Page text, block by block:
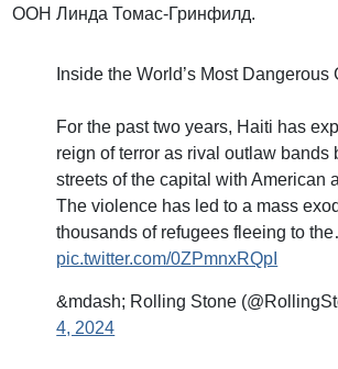
ООН Линда Томас-Гринфилд.
Inside the World’s Most Dangerous
For the past two years, Haiti has
reign of terror as rival outlaw bands
streets of the capital with American
The violence has led to a mass
thousands of refugees fleeing to
pic.twitter.com/0ZPmnxRQpI
&mdash; Rolling Stone
4, 2024